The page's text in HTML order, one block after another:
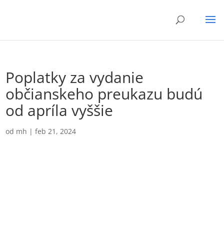
Poplatky za vydanie
občianskeho preukazu budú
od apríla vyššie
od mh |feb 21, 2024